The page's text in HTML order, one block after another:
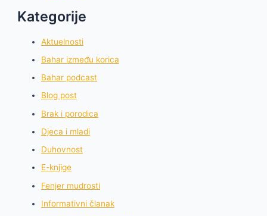
Kategorije
Aktuelnosti
Bahar između korica
Bahar podcast
Blog post
Brak i porodica
Djeca i mladi
Duhovnost
E-knjige
Fenjer mudrosti
Informativni članak